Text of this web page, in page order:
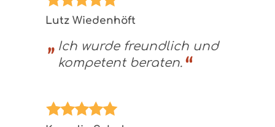
Lutz Wiedenhöft
Ich wurde freundlich und
kompetent beraten.